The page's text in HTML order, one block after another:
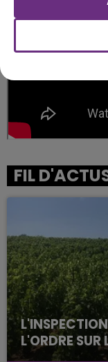
FIL
L'ORDRE
Alors que les